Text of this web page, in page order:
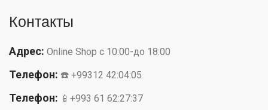
Контакты
Адрес: Online Shop с 10:00-до 18:00
Телефон: ☎️ +99312 42:04:05
Телефон: 📱+993 61 62:27:37